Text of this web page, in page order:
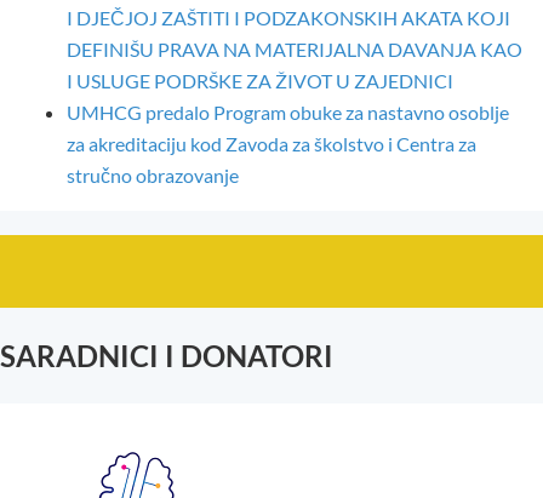
I DJEČJOJ ZAŠTITI I PODZAKONSKIH AKATA KOJI
DEFINIŠU PRAVA NA MATERIJALNA DAVANJA KAO
I USLUGE PODRŠKE ZA ŽIVOT U ZAJEDNICI
UMHCG predalo Program obuke za nastavno osoblje
za akreditaciju kod Zavoda za školstvo i Centra za
stručno obrazovanje
SARADNICI I DONATORI